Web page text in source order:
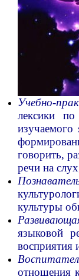
Учебно-
лексики
изучаемого
говорить,
речи на
культуры
языковой
восприятия
отношения